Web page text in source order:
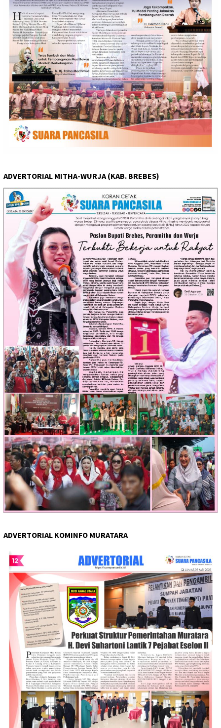
ADVERTORIAL MITHA-WURJA (KAB. BREBES)
ADVERTORIAL KOMINFO MURATARA